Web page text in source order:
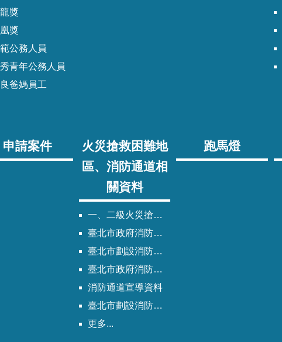
獎
獎
公務人員
青年公務人員
爸媽員工
申請案件
火災搶救困難地
區、消防通道相
關資料
一、二級火災搶救困難地區
臺北市政府消防局劃設消防通道清冊
臺北市劃設消防通道Q&A
臺北市政府消防通道劃設及管理作業程序
消防通道宣導資料
臺北市劃設消防通道說帖
更多...
跑馬燈